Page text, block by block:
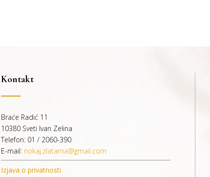
Kontakt
Braće Radić 11
10380 Sveti Ivan Zelina
Telefon: 01 / 2060-390
E-mail: nokaj.zlatarna@gmail.com
Izjava o privatnosti